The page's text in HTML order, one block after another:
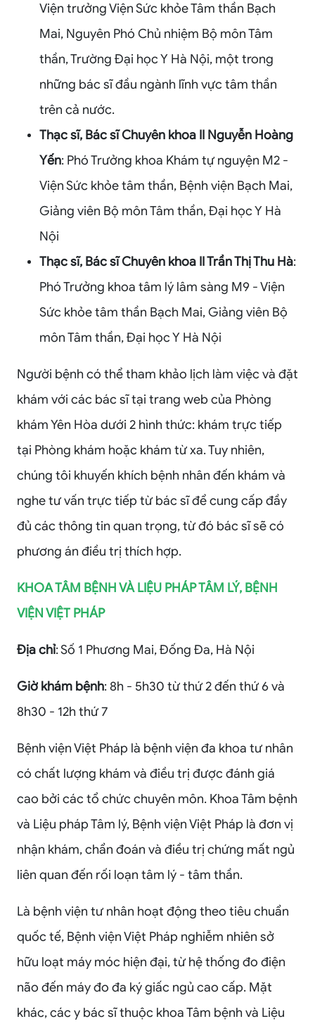
Viện trưởng Viện Sức khỏe Tâm thần Bạch
Mai, Nguyên Phó Chủ nhiệm Bộ môn Tâm
thần, Trường Đại học Y Hà Nội, một trong
những bác sĩ đầu ngành lĩnh vực tâm thần
trên cả nước.
Thạc sĩ, Bác sĩ Chuyên khoa II Nguyễn Hoàng
Yến: Phó Trưởng khoa Khám tự nguyện M2 -
Viện Sức khỏe tâm thần, Bệnh viện Bạch Mai,
Giảng viên Bộ môn Tâm thần, Đại học Y Hà
Nội
Thạc sĩ, Bác sĩ Chuyên khoa II Trần Thị Thu Hà:
Phó Trưởng khoa tâm lý lâm sàng M9 - Viện
Sức khỏe tâm thần Bạch Mai, Giảng viên Bộ
môn Tâm thần, Đại học Y Hà Nội
Người bệnh có thể tham khảo lịch làm việc và đặt
khám với các bác sĩ tại trang web của Phòng
khám Yên Hòa dưới 2 hình thức: khám trực tiếp
tại Phòng khám hoặc khám từ xa. Tuy nhiên,
chúng tôi khuyến khích bệnh nhân đến khám và
nghe tư vấn trực tiếp từ bác sĩ để cung cấp đầy
đủ các thông tin quan trọng, từ đó bác sĩ sẽ có
phương án điều trị thích hợp.
KHOA TÂM BỆNH VÀ LIỆU PHÁP TÂM LÝ, BỆNH
VIỆN VIỆT PHÁP
Địa chỉ: Số 1 Phương Mai, Đống Đa, Hà Nội
Giờ khám bệnh: 8h - 5h30 từ thứ 2 đến thứ 6 và
8h30 - 12h thứ 7
Bệnh viện Việt Pháp là bệnh viện đa khoa tư nhân
có chất lượng khám và điều trị được đánh giá
cao bởi các tổ chức chuyên môn. Khoa Tâm bệnh
và Liệu pháp Tâm lý, Bệnh viện Việt Pháp là đơn vị
nhận khám, chẩn đoán và điều trị chứng mất ngủ
liên quan đến rối loạn tâm lý - tâm thần.
Là bệnh viện tư nhân hoạt động theo tiêu chuẩn
quốc tế, Bệnh viện Việt Pháp nghiễm nhiên sở
hữu loạt máy móc hiện đại, từ hệ thống đo điện
não đến máy đo đa ký giấc ngủ cao cấp. Mặt
khác, các y bác sĩ thuộc khoa Tâm bệnh và Liệu